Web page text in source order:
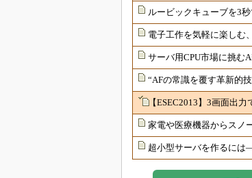
ルービックキューブを3秒
電子工作を気軽に楽しむ
サーバ用CPU市場に挑
“AFの常識を覆す革新的
【ESEC2013】3画面出
家電や医療機器からスノ
超小型サーバを作るに